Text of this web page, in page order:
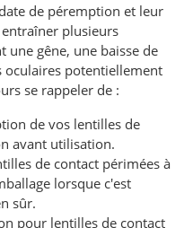
de péremption et leur
plusieurs
une gêne, une baisse de
oculaires potentiellement
se rappeler de :
de vos lentilles de
avant utilisation.
de contact périmées à
lorsque c'est
sûr.
pour lentilles de contact